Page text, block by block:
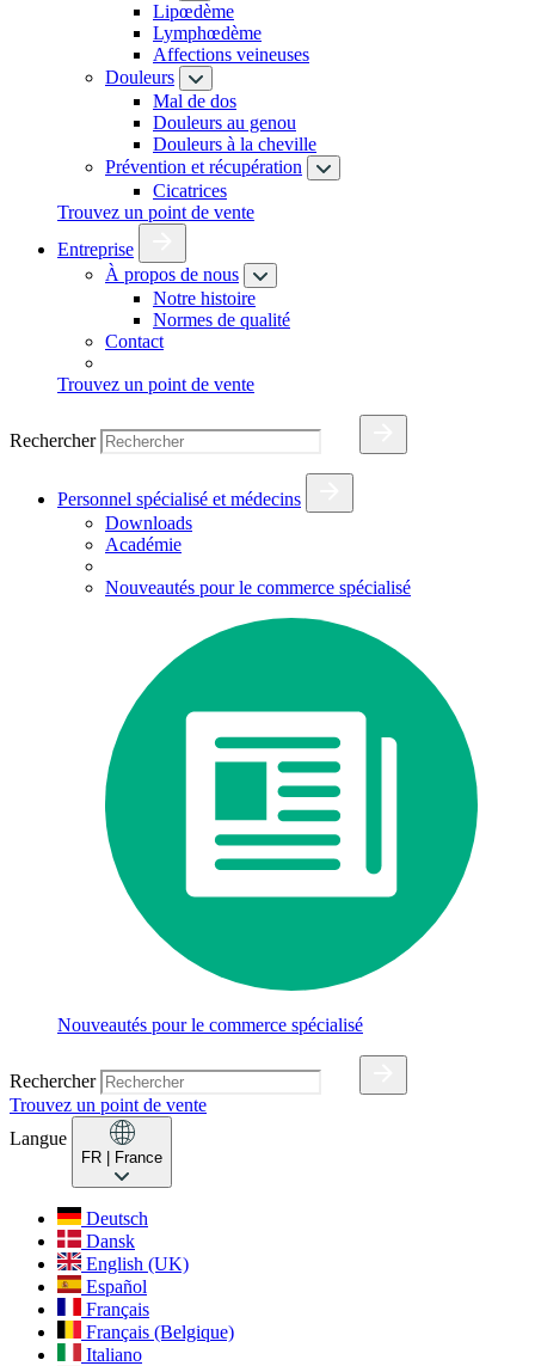
Lipœdème
Lymphœdème
Affections veineuses
Douleurs
Mal de dos
Douleurs au genou
Douleurs à la cheville
Prévention et récupération
Cicatrices
Trouvez un point de vente
Entreprise
À propos de nous
Notre histoire
Normes de qualité
Contact
Trouvez un point de vente
Rechercher
Personnel spécialisé et médecins
Downloads
Académie
Nouveautés pour le commerce spécialisé
Nouveautés pour le commerce spécialisé
Rechercher
Trouvez un point de vente
Langue
FR | France
Deutsch
Dansk
English (UK)
Español
Français
Français (Belgique)
Italiano